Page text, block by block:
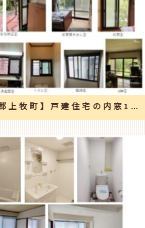
【北葛城郡上牧町】戸建住宅の内窓18カ所取付けと和室改修工事